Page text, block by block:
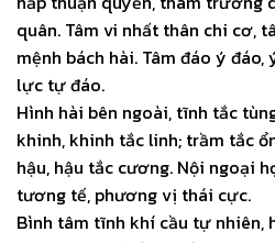
quân. Tâm vi nhất thân chi cơ,
mệnh bách hài. Tâm đáo ý
lực tự đáo.
Hình hài bên ngoài, tĩnh tắc
khinh, khinh tắc linh; trầm tắc
hậu, hậu tắc cương. Nội ngoại
tương tế, phương vị thái cực.
Bình tâm tĩnh khí cầu tự nhiên,